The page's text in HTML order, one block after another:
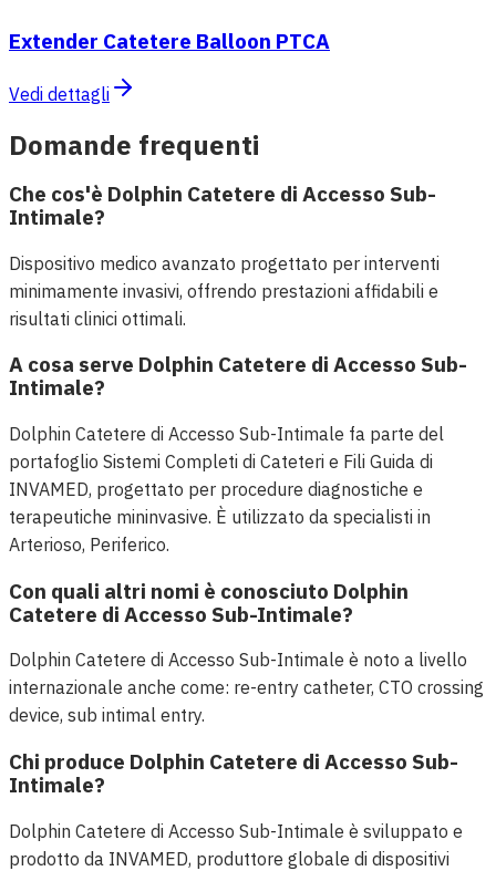
Extender Catetere Balloon PTCA
Vedi dettagli
Domande frequenti
Che cos'è Dolphin Catetere di Accesso Sub-
Intimale?
Dispositivo medico avanzato progettato per interventi
minimamente invasivi, offrendo prestazioni affidabili e
risultati clinici ottimali.
A cosa serve Dolphin Catetere di Accesso Sub-
Intimale?
Dolphin Catetere di Accesso Sub-Intimale fa parte del
portafoglio Sistemi Completi di Cateteri e Fili Guida di
INVAMED, progettato per procedure diagnostiche e
terapeutiche mininvasive. È utilizzato da specialisti in
Arterioso, Periferico.
Con quali altri nomi è conosciuto Dolphin
Catetere di Accesso Sub-Intimale?
Dolphin Catetere di Accesso Sub-Intimale è noto a livello
internazionale anche come: re-entry catheter, CTO crossing
device, sub intimal entry.
Chi produce Dolphin Catetere di Accesso Sub-
Intimale?
Dolphin Catetere di Accesso Sub-Intimale è sviluppato e
prodotto da INVAMED, produttore globale di dispositivi